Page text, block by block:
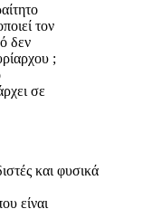
τον
δεν
;
σε
και φυσικά
είναι